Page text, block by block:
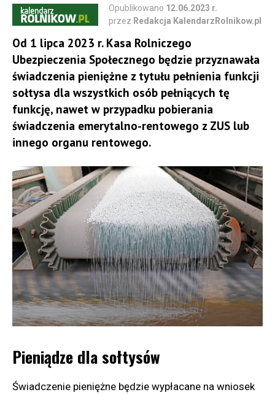
Opublikowano 12.06.2023 r.
przez Redakcja KalendarzRolnikow.pl
Od 1 lipca 2023 r. Kasa Rolniczego
Ubezpieczenia Społecznego będzie przyznawała
świadczenia pieniężne z tytułu pełnienia funkcji
sołtysa dla wszystkich osób pełniących tę
funkcję, nawet w przypadku pobierania
świadczenia emerytalno-rentowego z ZUS lub
innego organu rentowego.
Pieniądze dla sołtysów
Świadczenie pieniężne będzie wypłacane na wniosek